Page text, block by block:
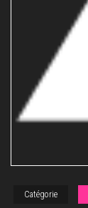
Catégorie